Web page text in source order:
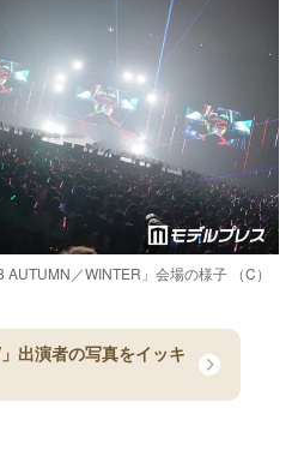
AUTUMN／WINTER」会場の様子 （C）
出演者の写真をイッキ